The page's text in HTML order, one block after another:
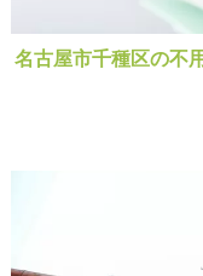
名古屋市千種区の不